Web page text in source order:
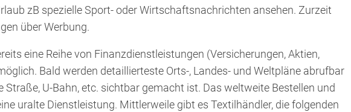
zB spezielle Sport- oder Wirtschaftsnachrichten ansehen. Zurzeit
über Werbung.
eine Reihe von Finanzdienstleistungen (Versicherungen, Aktien,
Bald werden detaillierteste Orts-, Landes- und Weltpläne abrufbar
Straße, U-Bahn, etc. sichtbar gemacht ist. Das weltweite Bestellen und
uralte Dienstleistung. Mittlerweile gibt es Textilhändler, die folgenden